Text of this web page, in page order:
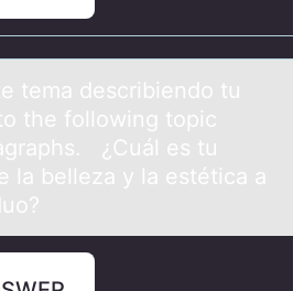
temа describiendо tu
the following topic
¿Cuál es tu
la belleza y la estética a